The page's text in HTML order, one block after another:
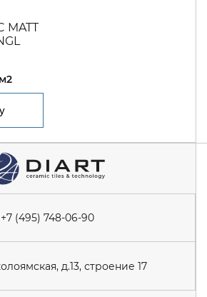
MATT
м2
+7 (495) 748-06-90
д.13, строение 17